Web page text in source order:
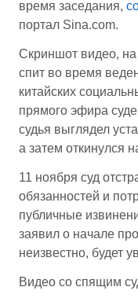
время заседания,
портал Sina.com.
Скриншот видео,
спит во время
китайских
прямого эфира
судья выглядел
а затем откинулся
11 ноября суд
обязанностей и
публичные
заявил о начале
неизвестно, будет
Видео со спящим